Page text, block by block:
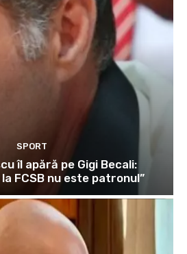
SPORT
îl apără pe Gigi Becali:
FCSB nu este patronul”